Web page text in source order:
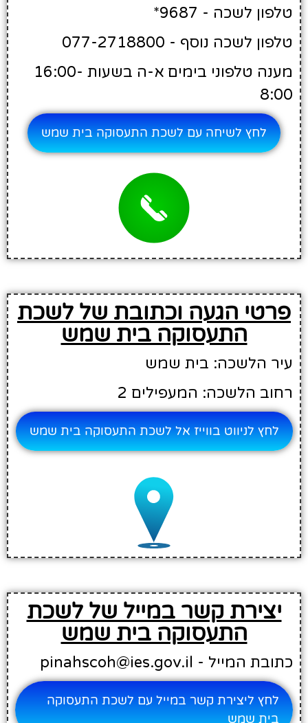
טלפון לשכה - 9687*
טלפון לשכה נוסף - 077-2718800
מענה טלפוני בימים א-ה בשעות 16:00-
8:00
לחץ לשיחה עם לשכת התעסוקה בית שמש
פרטי הגעה וכתובת של לשכת
התעסוקה בית שמש
עיר הלשכה: בית שמש
רחוב הלשכה: המעפילים 2
לחץ לניווט בווייז אל לשכת התעסוקה בית שמש
יצירת קשר במייל של לשכת
התעסוקה בית שמש
כתובת המייל - pinahscoh@ies.gov.il
לחץ ליצירת קשר במייל עם לשכת התעסוקה
בית שמש